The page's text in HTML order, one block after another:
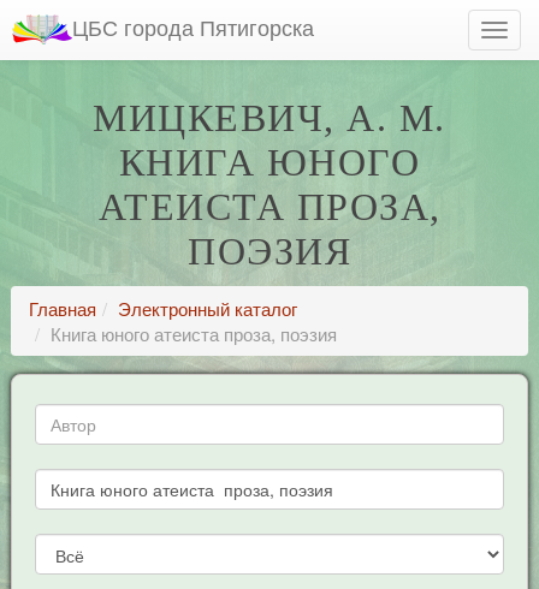
ЦБС города Пятигорска
МИЦКЕВИЧ, А. М.
КНИГА ЮНОГО
АТЕИСТА ПРОЗА,
ПОЭЗИЯ
Главная
Электронный каталог
Книга юного атеиста проза, поэзия